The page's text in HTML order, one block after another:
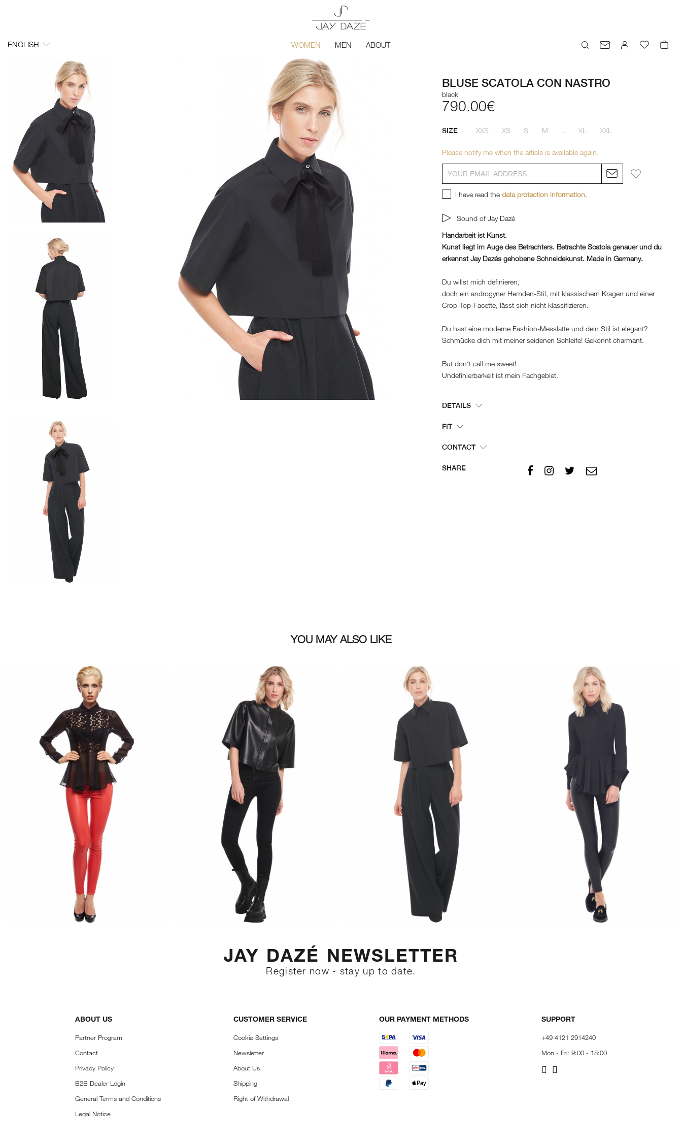
ENGLISH WOMEN MEN ABOUT
BLUSE SCATOLA CON NASTRO
black
790.00€
SIZE XXS XS S M L XL XXL
Please notify me when the article is available again.
I have read the data protection information.
Sound of Jay Dazé
Sound of Jay Dazé
Handarbeit ist Kunst.
Kunst liegt im Auge des Betrachters. Betrachte Scatola genauer und du
erkennst Jay Dazés gehobene Schneidekunst. Made in Germany.
Du willst mich definieren,
doch ein androgyner Hemden-Stil, mit klassischem Kragen und einer
Crop-Top-Facette, lässt sich nicht klassifizieren.
Du hast eine moderne Fashion-Messlatte und dein Stil ist elegant?
Schmücke dich mit meiner seidenen Schleife! Gekonnt charmant.
But don‘t call me sweet!
Undefinierbarkeit ist mein Fachgebiet.
DETAILS
Order number:
Color:
100 % Silk
FIT
CONTACT
SHARE
YOU MAY ALSO LIKE
JAY DAZÉ NEWSLETTER
Register now - stay up to date.
ABOUT US
Partner Program
Contact
Privacy Policy
B2B Dealer Login
General Terms and Conditions
Legal Notice
CUSTOMER SERVICE
Cookie Settings
Newsletter
About Us
Shipping
Right of Withdrawal
OUR PAYMENT METHODS SUPPORT
+49 4121 2914240
Mon - Fri: 9:00 - 18:00